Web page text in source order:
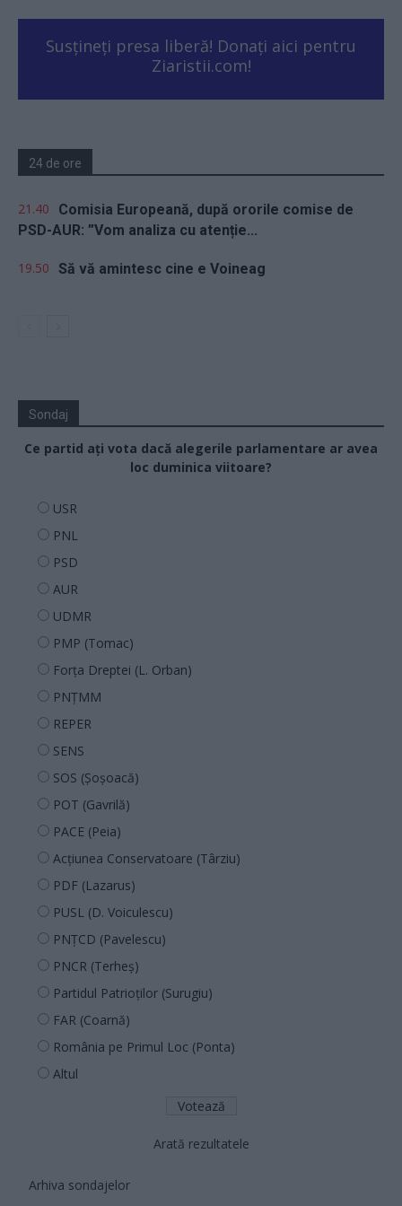
Susțineți presa liberă! Donați aici pentru
Ziaristii.com!
24 de ore
21.40
Comisia Europeană, după ororile comise de
PSD-AUR: ”Vom analiza cu atenție...
19.50 Să vă amintesc cine e Voineag
Sondaj
Ce partid ați vota dacă alegerile parlamentare ar avea
loc duminica viitoare?
USR
PNL
PSD
AUR
UDMR
PMP (Tomac)
Forța Dreptei (L. Orban)
PNȚMM
REPER
SENS
SOS (Șoșoacă)
POT (Gavrilă)
PACE (Peia)
Acțiunea Conservatoare (Târziu)
PDF (Lazarus)
PUSL (D. Voiculescu)
PNȚCD (Pavelescu)
PNCR (Terheș)
Partidul Patrioților (Surugiu)
FAR (Coarnă)
România pe Primul Loc (Ponta)
Altul
Arată rezultatele
Arhiva sondajelor